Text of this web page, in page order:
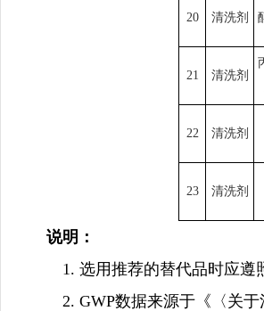
20 清洗剂
21 清洗剂
22 清洗剂
23 清洗剂
说明：
1. 选用推荐的替代品时应遵
2. GWP数据来源于《〈关于